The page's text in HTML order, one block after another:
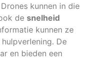
kunnen in die
de snelheid
kunnen ze
De
en bieden een